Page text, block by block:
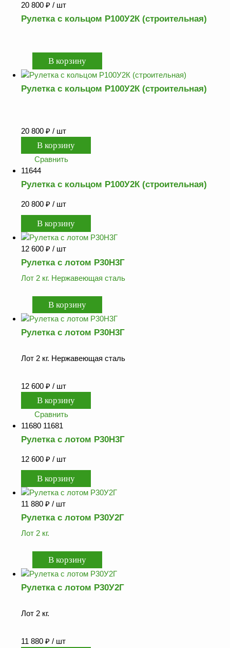
20 800 ₽ / шт
Рулетка с кольцом Р100У2К (строительная)
Рулетка с кольцом Р100У2К (строительная)
20 800 ₽ / шт
Сравнить
11644
Рулетка с кольцом Р100У2К (строительная)
20 800 ₽ / шт
12 600 ₽ / шт
Рулетка с лотом Р30Н3Г
Лот 2 кг. Нержавеющая сталь
Рулетка с лотом Р30Н3Г
Лот 2 кг. Нержавеющая сталь
12 600 ₽ / шт
Сравнить
11680 11681
Рулетка с лотом Р30Н3Г
12 600 ₽ / шт
11 880 ₽ / шт
Рулетка с лотом Р30У2Г
Лот 2 кг.
Рулетка с лотом Р30У2Г
Лот 2 кг.
11 880 ₽ / шт